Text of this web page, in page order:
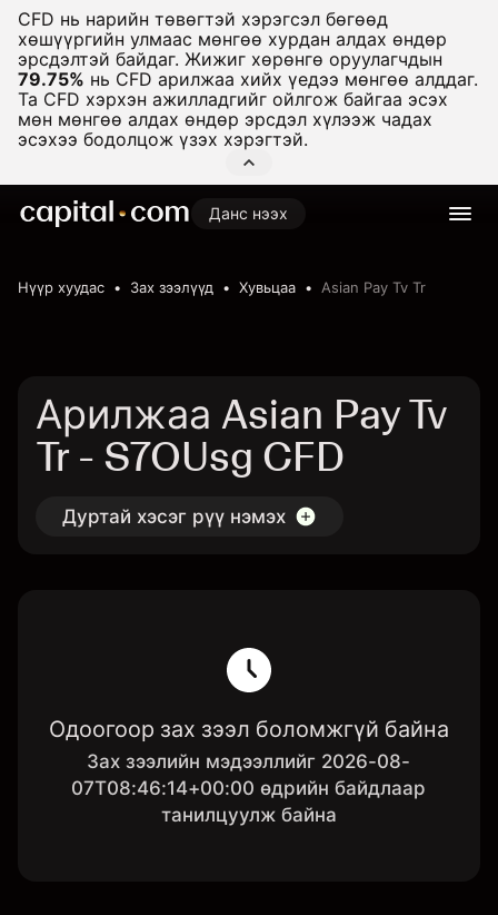
CFD нь нарийн төвөгтэй хэрэгсэл бөгөөд
хөшүүргийн улмаас мөнгөө хурдан алдах өндөр
эрсдэлтэй байдаг. Жижиг хөрөнгө оруулагчдын
79.75% нь CFD арилжаа хийх үедээ мөнгөө алддаг.
Та CFD хэрхэн ажилладгийг ойлгож байгаа эсэх
мөн мөнгөө алдах өндөр эрсдэл хүлээж чадах
эсэхээ бодолцож үзэх хэрэгтэй.
Данс нээх
Нүүр хуудас Зах зээлүүд Хувьцаа Asian Pay Tv Tr
Арилжаа Asian Pay Tv
Tr - S7OUsg CFD
Дуртай хэсэг рүү нэмэх
Одоогоор зах зээл боломжгүй байна
Зах зээлийн мэдээллийг 2026-08-
07T08:46:14+00:00 өдрийн байдлаар
танилцуулж байна